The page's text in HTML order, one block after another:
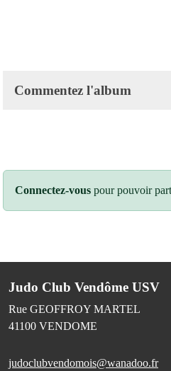
Commentez l'album
Connectez-vous pour pouvoir
Judo Club Vendôme USV
Rue GEOFFROY MARTEL
41100 VENDOME
judoclubvendomois@wanadoo.fr